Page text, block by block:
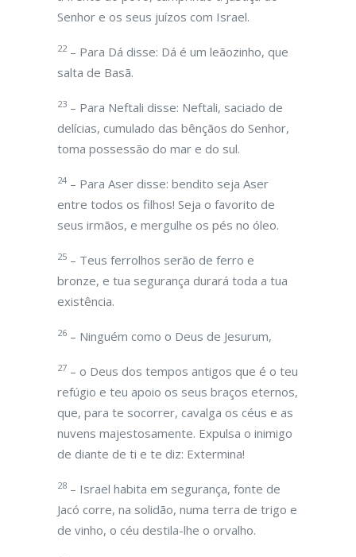
Senhor e os seus juízos com Israel.
22– Para Dá disse: Dá é um leãozinho, que
salta de Basã.
23 – Para Neftali disse: Neftali, saciado de
delícias, cumulado das bênçãos do Senhor,
toma possessão do mar e do sul.
24 – Para Aser disse: bendito seja Aser
entre todos os filhos! Seja o favorito de
seus irmãos, e mergulhe os pés no óleo.
25 – Teus ferrolhos serão de ferro e
bronze, e tua segurança durará toda a tua
existência.
26 – Ninguém como o Deus de Jesurum,
27 – o Deus dos tempos antigos que é o teu
refúgio e teu apoio os seus braços eternos,
que, para te socorrer, cavalga os céus e as
nuvens majestosamente. Expulsa o inimigo
de diante de ti e te diz: Extermina!
28 – Israel habita em segurança, fonte de
Jacó corre, na solidão, numa terra de trigo e
de vinho, o céu destila-lhe o orvalho.